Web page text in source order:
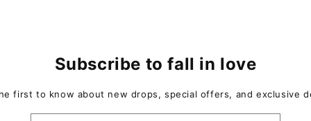
Subscribe to fall in love
first to know about new drops, special offers, and exclusive